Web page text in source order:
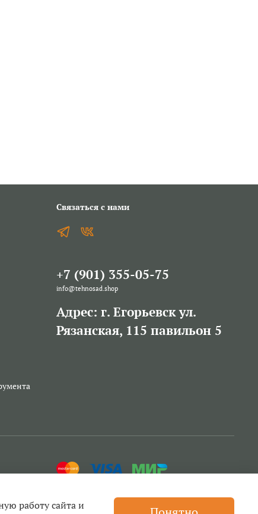
Связаться с нами
+7 (901) 355-05-75
info@tehnosad.shop
Адрес: г. Егорьевск ул.
Рязанская, 115 павильон 5
работу сайта и